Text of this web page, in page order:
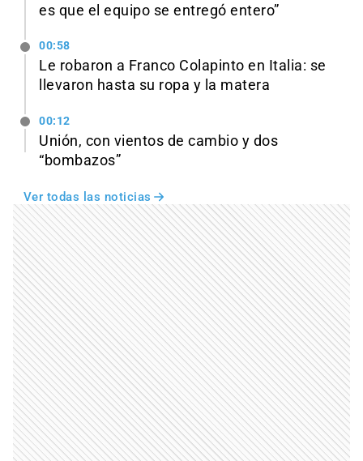
es que el equipo se entregó entero”
00:58
Le robaron a Franco Colapinto en Italia: se
llevaron hasta su ropa y la matera
00:12
Unión, con vientos de cambio y dos
“bombazos”
Ver todas las noticias